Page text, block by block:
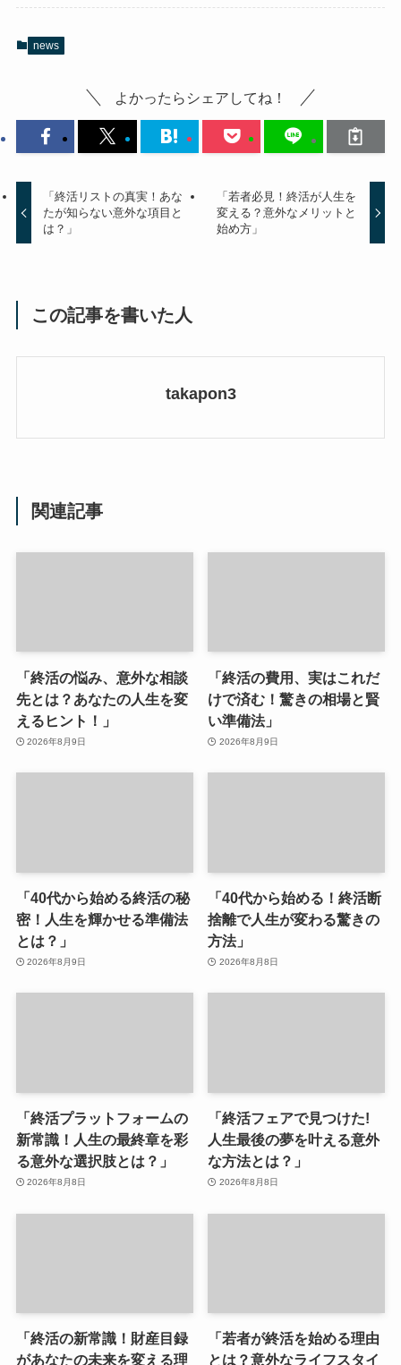
news
よかったらシェアしてね！
「終活リストの真実！あな
たが知らない意外な項目と
は？」
「若者必見！終活が人生を
変える？意外なメリットと
始め方」
この記事を書いた人
takapon3
関連記事
「終活の悩み、意外な相談
先とは？あなたの人生を変
えるヒント！」
2026年8月9日
「終活の費用、実はこれだ
けで済む！驚きの相場と賢
い準備法」
2026年8月9日
「40代から始める終活の秘
密！人生を輝かせる準備法
とは？」
2026年8月9日
「40代から始める！終活断
捨離で人生が変わる驚きの
方法」
2026年8月8日
「終活プラットフォームの
新常識！人生の最終章を彩
る意外な選択肢とは？」
2026年8月8日
「終活フェアで見つけた!
人生最後の夢を叶える意外
な方法とは？」
2026年8月8日
「終活の新常識！財産目録
があなたの未来を変える理
「若者が終活を始める理由
とは？意外なライフスタイ